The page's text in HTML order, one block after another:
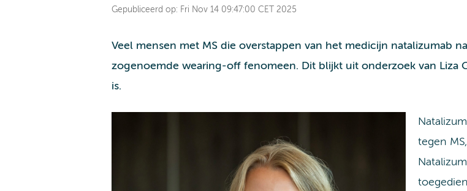
Gepubliceerd op: Fri Nov 14 09:47:00 CET 2025
Veel mensen met MS die overstappen van het medicijn natalizumab
zogenoemde wearing-off fenomeen. Dit blijkt uit onderzoek van Liza
is.
tegen